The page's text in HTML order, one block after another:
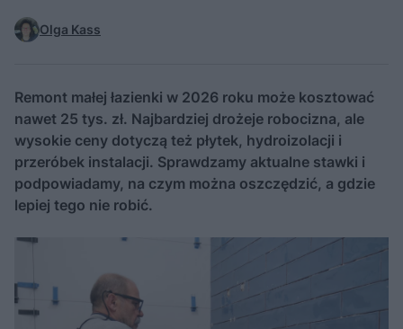
Olga Kass
Remont małej łazienki w 2026 roku może kosztować
nawet 25 tys. zł. Najbardziej drożeje robocizna, ale
wysokie ceny dotyczą też płytek, hydroizolacji i
przeróbek instalacji. Sprawdzamy aktualne stawki i
podpowiadamy, na czym można oszczędzić, a gdzie
lepiej tego nie robić.